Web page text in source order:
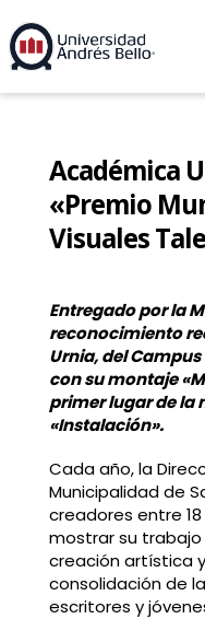
Académica
«Premio
Visuales
Entregado por la
reconocimiento
Urnia, del
con su montaje
primer lugar de la
«Instalación».
Cada año, la
Municipalidad de
creadores entre
mostrar su
creación artística
consolidación de
escritores y